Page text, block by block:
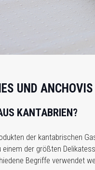
UND
KANTABRIEN?
der kantabrischen
der größten
Begriffe verwendet